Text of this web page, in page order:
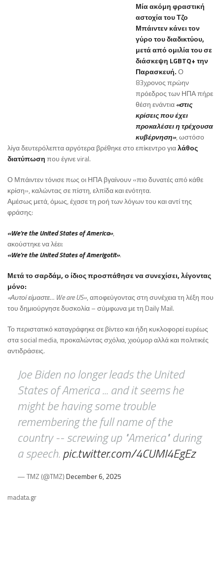
Μία ακόμη φραστική
αστοχία του Τζο
Μπάιντεν κάνει τον
γύρο του διαδικτύου,
μετά από ομιλία του σε
διάσκεψη LGBTQ+ την
Παρασκευή.Ο
83χρονος πρώην
πρόεδρος των ΗΠΑ πήρε
θέση ενάντια«στις
κρίσεις που έχει
προκαλέσει η τρέχουσα
κυβέρνηση», ωστόσο
λίγα δευτερόλεπτα αργότερα βρέθηκε στο επίκεντρο γιαλάθος
διατύπωσηπου έγινε viral.
Ο Μπάιντεν τόνισε πως οι ΗΠΑ βγαίνουν «πιο δυνατές από κάθε
κρίση», καλώντας σε πίστη, ελπίδα και ενότητα.
Αμέσως μετά, όμως, έχασε τη ροή των λόγων του και αντί της
φράσης:
«We're the United States of America»,
ακούστηκε να λέει:
«We're the United States of Amerigotit».
Μετά το σαρδάμ, ο ίδιος προσπάθησε να συνεχίσει, λέγοντας
μόνο:
«Αυτοί είμαστε… We are US», αποφεύγοντας στη συνέχεια τη λέξη που
του δημιούργησε δυσκολία – σύμφωνα με τη Daily Mail.
Το περιστατικό καταγράφηκε σε βίντεο και ήδη κυκλοφορεί ευρέως
στα social media, προκαλώντας σχόλια, χιούμορ αλλά και πολιτικές
αντιδράσεις.
Joe Biden no longer leads the United
States of America ... and it seems he
might be having some trouble
remembering the full name of the
country -- screwing up "America" during
a speech.pic.twitter.com/4CUMI4EgEz
— TMZ (@TMZ)December 6, 2025
madata.gr